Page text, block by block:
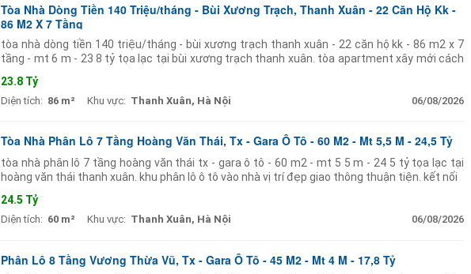
Tòa Nhà Dòng Tiền 140 Triệu/tháng - Bùi Xương Trạch, Thanh Xuân - 22 Căn Hộ Kk -
86 M2 X 7 Tầng
tòa nhà dòng tiền 140 triệu/tháng - bùi xương trạch thanh xuân - 22 căn hộ kk - 86 m2 x 7
tầng - mt 6 m - 23 8 tỷ tọa lạc tại bùi xương trạch thanh xuân. tòa apartment xây mới cách
23.8 Tỷ
Diện tích: 86 m² Khu vực: Thanh Xuân, Hà Nội 06/08/2026
Tòa Nhà Phân Lô 7 Tầng Hoàng Văn Thái, Tx - Gara Ô Tô - 60 M2 - Mt 5,5 M - 24,5 Tỷ
tòa nhà phân lô 7 tầng hoàng văn thái tx - gara ô tô - 60 m2 - mt 5 5 m - 24 5 tỷ tọa lạc tại
hoàng văn thái thanh xuân. khu phân lô ô tô vào nhà vị trí đẹp giao thông thuận tiện. kết nối
24.5 Tỷ
Diện tích: 60 m² Khu vực: Thanh Xuân, Hà Nội 06/08/2026
Phân Lô 8 Tầng Vương Thừa Vũ, Tx - Gara Ô Tô - 45 M2 - Mt 4 M - 17,8 Tỷ